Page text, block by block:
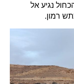
מטרים על הכחול נגיע אל
רמון.